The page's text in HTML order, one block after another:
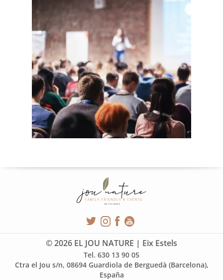
© 2026 EL JOU NATURE | Eix Estels
Tel. 630 13 90 05
Ctra el Jou s/n, 08694 Guardiola de Berguedà (Barcelona),
España